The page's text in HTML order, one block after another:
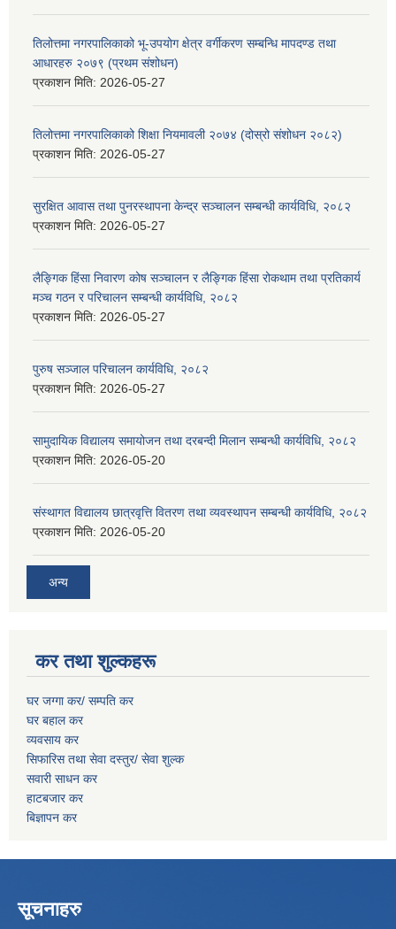
तिलोत्तमा नगरपालिकाको भू-उपयोग क्षेत्र वर्गीकरण सम्बन्धि मापदण्ड तथा
आधारहरु २०७९ (प्रथम संशोधन)
प्रकाशन मिति: 2026-05-27
तिलोत्तमा नगरपालिकाको शिक्षा नियमावली २०७४ (दोस्रो संशोधन २०८२)
प्रकाशन मिति: 2026-05-27
सुरक्षित आवास तथा पुनरस्थापना केन्द्र सञ्चालन सम्बन्धी कार्यविधि, २०८२
प्रकाशन मिति: 2026-05-27
लैङ्गिक हिंसा निवारण कोष सञ्चालन र लैङ्गिक हिंसा रोकथाम तथा प्रतिकार्य
मञ्च गठन र परिचालन सम्बन्धी कार्यविधि, २०८२
प्रकाशन मिति: 2026-05-27
पुरुष सञ्जाल परिचालन कार्यविधि, २०८२
प्रकाशन मिति: 2026-05-27
सामुदायिक विद्यालय समायोजन तथा दरबन्दी मिलान सम्बन्धी कार्यविधि, २०८२
प्रकाशन मिति: 2026-05-20
संस्थागत विद्यालय छात्रवृत्ति वितरण तथा व्यवस्थापन सम्बन्धी कार्यविधि, २०८२
प्रकाशन मिति: 2026-05-20
अन्य
कर तथा शुल्कहरू
घर जग्गा कर/ सम्पति कर
घर बहाल कर
व्यवसाय कर
सिफारिस तथा सेवा दस्तुर/ सेवा शुल्क
सवारी साधन कर
हाटबजार कर
बिज्ञापन कर
सूचनाहरु